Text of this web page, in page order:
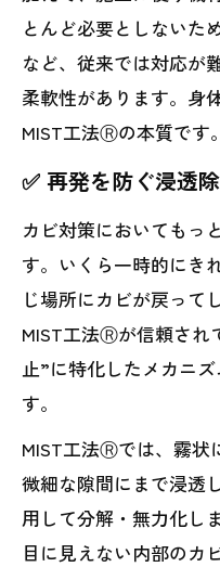
とんど必要としないた
など、従来では対応が
柔軟性があります。身
MIST工法Ⓡの本質です。
✅ 再発を防ぐ浸透
カビ対策においてもっ
す。いくら一時的にき
じ場所にカビが戻って
MIST工法Ⓡが信頼され
止”に特化したメカニ
す。
MIST工法Ⓡでは、霧状
微細な隙間にまで浸透
用して分解・無力化し
目に見えない内部のカ